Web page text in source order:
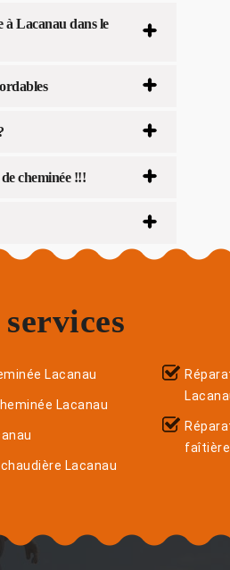
à Lacanau dans le
cheminée !!!
Lacanau
Lacanau
Lacanau